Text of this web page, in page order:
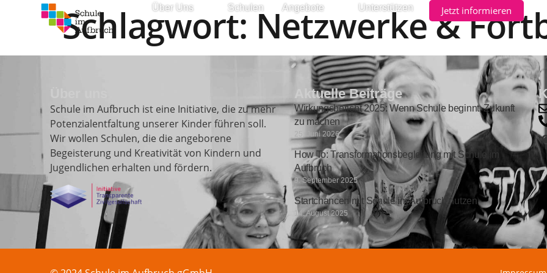
Über Uns Schulen Angebote Unterstützen Jetzt informieren
Schlagwort:Netzwerke &
Schule im Aufbruch ist eine Initiative, die zu mehr
Potenzialentfaltung unserer Kinder führen soll.
Wir wollen Schulen, die die angeborene
Begeisterung und Kreativität von Kindern und
Jugendlichen erhalten und fördern.
Aktuelle Beiträge
Wirkungsbericht 2025: Wenn Schule beginnt, Zukunft
zu machen
25. Juni 2026
How To: Transformationsbegleitung mit Schule im
Aufbruch
9. September 2025
Startchancen mit Schule im Aufbruch nutzen
14. August 2025